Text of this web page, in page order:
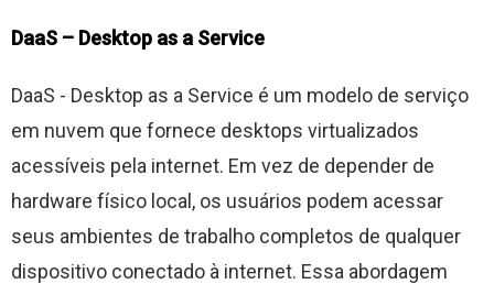
DaaS – Desktop as a Service
DaaS - Desktop as a Service é um modelo de serviço
em nuvem que fornece desktops virtualizados
acessíveis pela internet. Em vez de depender de
hardware físico local, os usuários podem acessar
seus ambientes de trabalho completos de qualquer
dispositivo conectado à internet. Essa abordagem